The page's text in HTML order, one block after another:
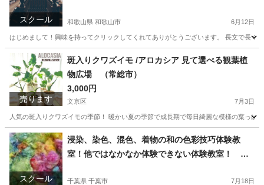
スクール 和歌山県 和歌山市 6月12日
はじめまして！興味を持ってクリックしてくれてありがとうございます。 長文で長
和歌山 和歌山市 英語 先生
売ります
斑入りクワズイモ /アロカシア 見て選べる観葉植
物広場 （常総市）
3,000円
文京区 7月3日
人気の斑入りクワズイモの季節！ 暖かい夏の季節で成長期で毎日綺麗な模様の葉っ
東京 文京区 インテリア雑貨/小物 埼玉 さいたま市
インテリア雑貨/小物 斑入り
スクール
浸染、染色、混色、着物の和の色彩技巧体験教
室！他ではなかなか体験できない体験教室！ 常
千葉県 千葉市 7月18日